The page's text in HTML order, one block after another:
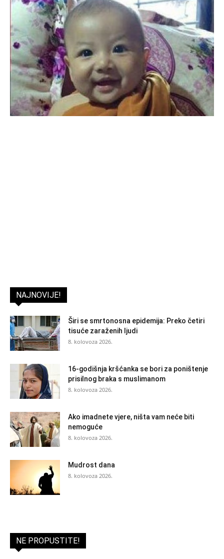
NAJNOVIJE!
Širi se smrtonosna epidemija: Preko četiri
tisuće zaraženih ljudi
8. kolovoza 2026.
16-godišnja kršćanka se bori za poništenje
prisilnog braka s muslimanom
8. kolovoza 2026.
Ako imadnete vjere, ništa vam neće biti
nemoguće
8. kolovoza 2026.
Mudrost dana
8. kolovoza 2026.
NE PROPUSTITE!